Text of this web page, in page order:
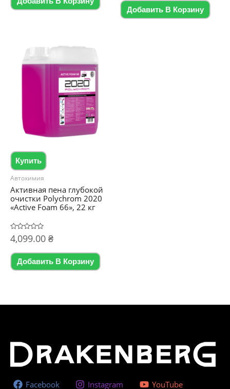
5
Добавить В Корзину
Купить
Автохимия
Активная пена глубокой
очистки Polychrom 2020
«Active Foam 66», 22 кг
Оценка
0
5
4,099.00 ₴
Добавить В Корзину
Facebook Instagram YouTube